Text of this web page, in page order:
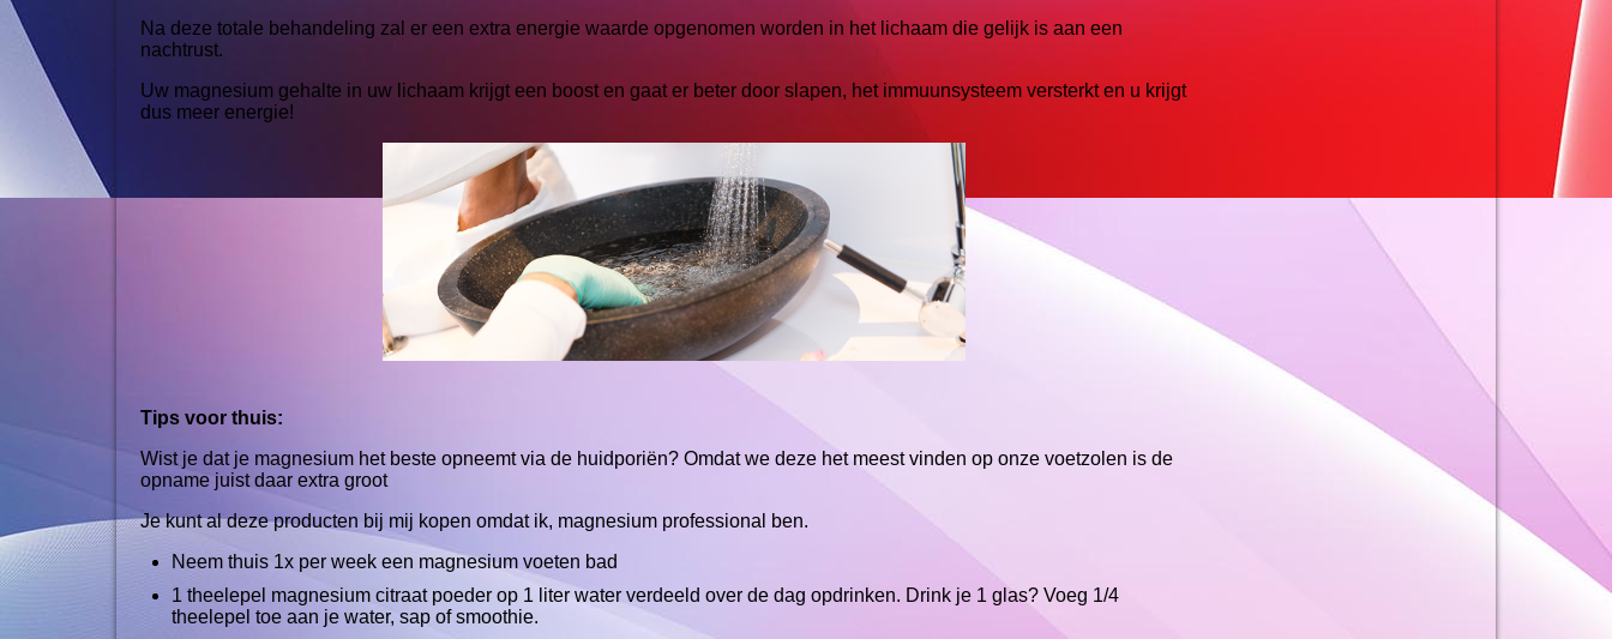
Na deze totale behandeling zal er een extra energie waarde opgenomen worden in het lichaam die gelijk is aan een
nachtrust.
Uw magnesium gehalte in uw lichaam krijgt een boost en gaat er beter door slapen, het immuunsysteem versterkt en u krijgt
dus meer energie!
Tips voor thuis:
Wist je dat je magnesium het beste opneemt via de huidporiën? Omdat we deze het meest vinden op onze voetzolen is de
opname juist daar extra groot
Je kunt al deze producten bij mij kopen omdat ik, magnesium professional ben.
Neem thuis 1x per week een magnesium voeten bad
1 theelepel magnesium citraat poeder op 1 liter water verdeeld over de dag opdrinken. Drink je 1 glas? Voeg 1/4
theelepel toe aan je water, sap of smoothie.